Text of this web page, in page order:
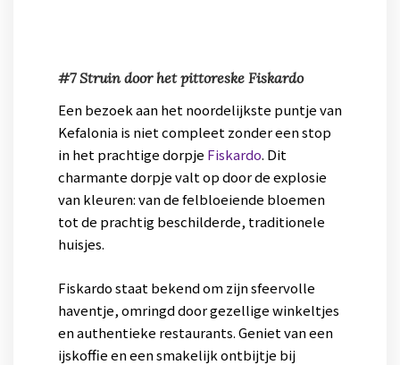
#7 Struin door het pittoreske Fiskardo
Een bezoek aan het noordelijkste puntje van
Kefalonia is niet compleet zonder een stop
in het prachtige dorpje Fiskardo. Dit
charmante dorpje valt op door de explosie
van kleuren: van de felbloeiende bloemen
tot de prachtig beschilderde, traditionele
huisjes.
Fiskardo staat bekend om zijn sfeervolle
haventje, omringd door gezellige winkeltjes
en authentieke restaurants. Geniet van een
ijskoffie en een smakelijk ontbijtje bij